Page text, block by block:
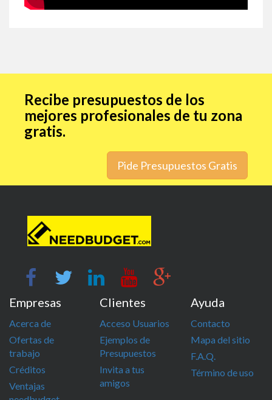
Recibe presupuestos de los
mejores profesionales de tu zona
gratis.
Pide Presupuestos Gratis
Empresas
Acerca de
Ofertas de
trabajo
Créditos
Ventajas
Clientes
Acceso Usuarios
Ejemplos de
Presupuestos
Invita a tus
amigos
Ayuda
Contacto
Mapa del sitio
F.A.Q.
Término de uso